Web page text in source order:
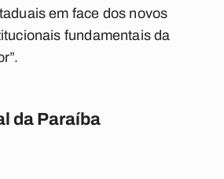
em face dos novos
fundamentais da
da Paraíba